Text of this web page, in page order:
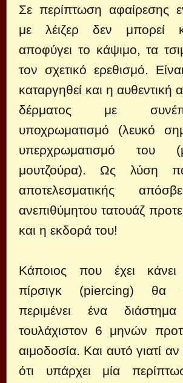
Σε περίπτωση αφαίρεσης
με λέιζερ δεν μπορεί
αποφύγει το κάψιμο, τα
τον σχετικό ερεθισμό.
καταργηθεί και η αυθεντική
δέρματος με
υποχρωματισμό (λευκό
υπερχρωματισμό του
μουτζούρα). Ως λύση
αποτελεσματικής
ανεπιθύμητου τατουάζ
και η εκδορά του!
Κάποιος που έχει
πίρσιγκ (piercing) θα
περιμένει ένα
τουλάχιστον 6 μηνών
αιμοδοσία. Και αυτό γιατί
ότι υπάρχει μία